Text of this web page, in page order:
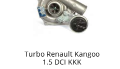
Turbo Renault Kangoo
1.5 DCI KKK